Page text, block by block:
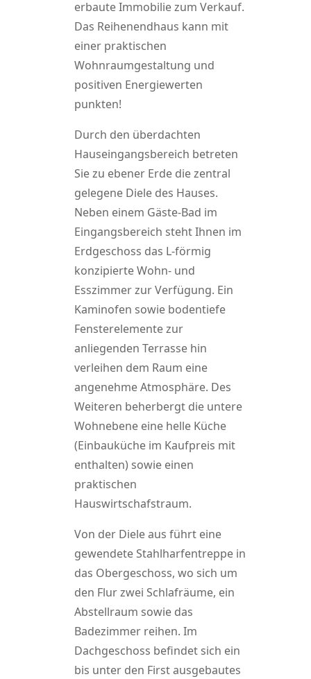
erbaute Immobilie zum Verkauf.
Das Reihenendhaus kann mit
einer praktischen
Wohnraumgestaltung und
positiven Energiewerten
punkten!
Durch den überdachten
Hauseingangsbereich betreten
Sie zu ebener Erde die zentral
gelegene Diele des Hauses.
Neben einem Gäste-Bad im
Eingangsbereich steht Ihnen im
Erdgeschoss das L-förmig
konzipierte Wohn- und
Esszimmer zur Verfügung. Ein
Kaminofen sowie bodentiefe
Fensterelemente zur
anliegenden Terrasse hin
verleihen dem Raum eine
angenehme Atmosphäre. Des
Weiteren beherbergt die untere
Wohnebene eine helle Küche
(Einbauküche im Kaufpreis mit
enthalten) sowie einen
praktischen
Hauswirtschafstraum.
Von der Diele aus führt eine
gewendete Stahlharfentreppe in
das Obergeschoss, wo sich um
den Flur zwei Schlafräume, ein
Abstellraum sowie das
Badezimmer reihen. Im
Dachgeschoss befindet sich ein
bis unter den First ausgebautes